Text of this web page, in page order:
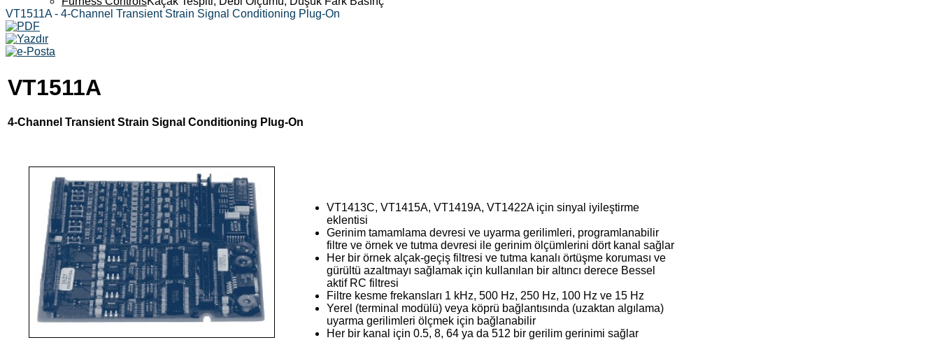
VT1511A - 4-Channel Transient Strain Signal Conditioning Plug-On
VT1511A
4-Channel Transient Strain Signal Conditioning Plug-On
VT1413C, VT1415A, VT1419A, VT1422A için sinyal iyileştirme
eklentisi
Gerinim tamamlama devresi ve uyarma gerilimleri, programlanabilir
filtre ve örnek ve tutma devresi ile gerinim ölçümlerini dört kanal sağlar
Her bir örnek alçak-geçiş filtresi ve tutma kanalı örtüşme koruması ve
gürültü azaltmayı sağlamak için kullanılan bir altıncı derece Bessel
aktif RC filtresi
Filtre kesme frekansları 1 kHz, 500 Hz, 250 Hz, 100 Hz ve 15 Hz
Yerel (terminal modülü) veya köprü bağlantısında (uzaktan algılama)
uyarma gerilimleri ölçmek için bağlanabilir
Her bir kanal için 0.5, 8, 64 ya da 512 bir gerilim gerinimi sağlar